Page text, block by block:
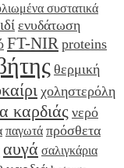
συστατικά
ενυδάτωση
FT-NIR proteins
θερμική
χοληστερόλη
καρδιάς νερό
παγωτά πρόσθετα
αυγά σαλιγκάρια